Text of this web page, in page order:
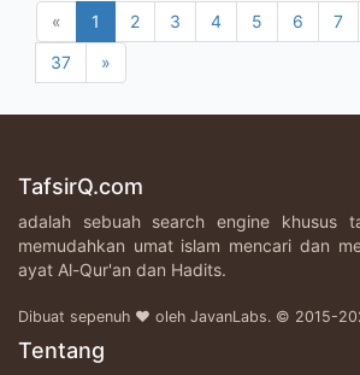
« 1 2 3 4 5 6 7
37
»
TafsirQ.com
adalah sebuah search engine khusus
memudahkan umat islam mencari dan
ayat Al-Qur'an dan Hadits.
Dibuat sepenuh ♥ oleh JavanLabs. © 2015-
Tentang